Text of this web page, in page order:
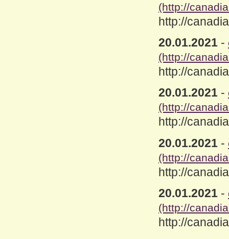
(http://
http://
20.01.2021 -
(http://
http://
20.01.2021 -
(http://
http://
20.01.2021 -
(http://
http://
20.01.2021 -
(http://
http://